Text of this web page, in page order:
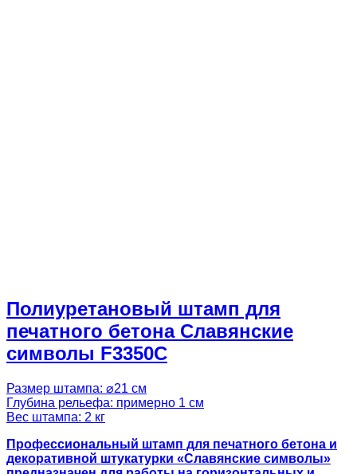
Полиуретановый штамп для
печатного бетона Славянские
символы F3350C
Размер штампа: ⌀21 см
Глубина рельефа: примерно 1 см
Вес штампа: 2 кг
Профессиональный штамп для печатного бетона и
декоративной штукатурки «Славянские символы»